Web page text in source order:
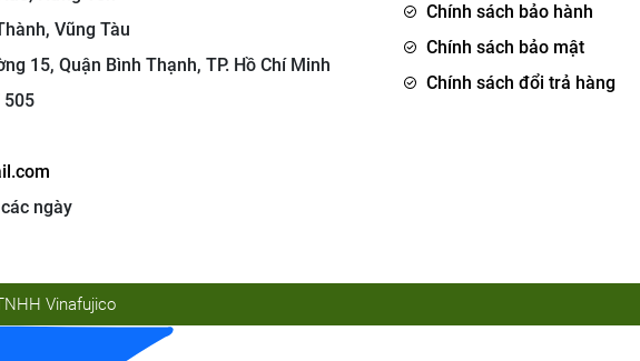
Vũng Tàu
15, Quận Bình Thạnh, TP. Hồ Chí Minh
505
ngày
Chính sách bảo hành
Chính sách bảo mật
Chính sách đổi trả hàng
Vinafujico